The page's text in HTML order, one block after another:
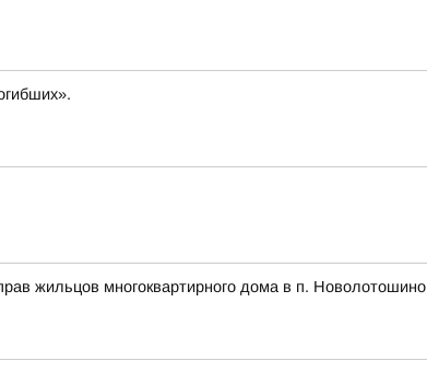
жильцов многоквартирного дома в п. Новолотошино